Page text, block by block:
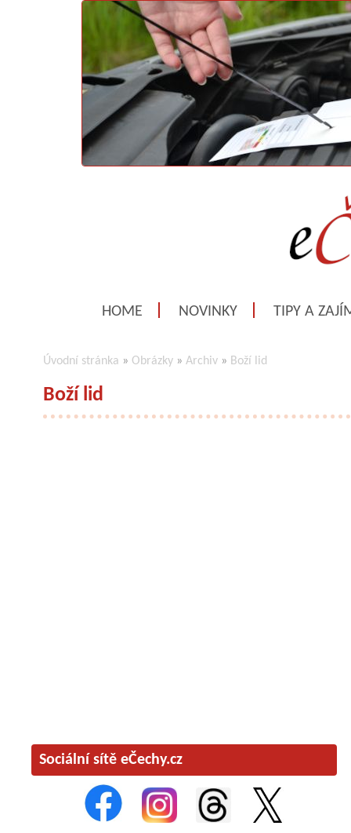
HOME NOVINKY TIPY A
Úvodní stránka » Obrázky » Archiv » Boží lid
Boží lid
Sociální sítě eČechy.cz